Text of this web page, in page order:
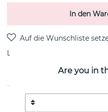
In den
Lieferung:
PRODUKTBESCHREIBUNG
Are you in